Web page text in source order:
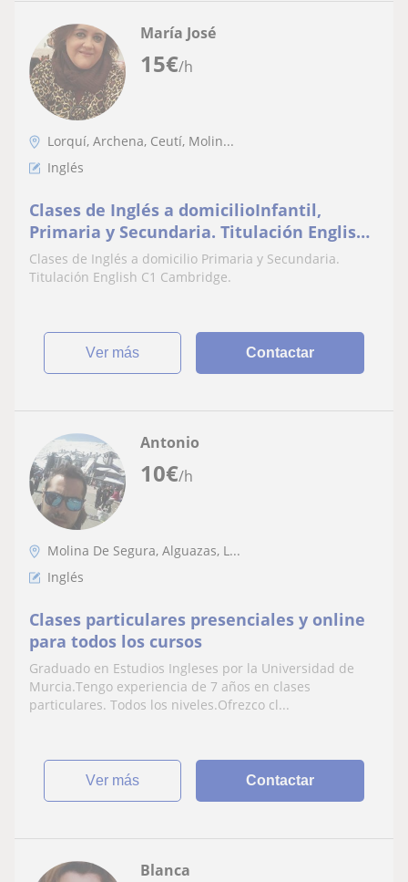
15€/h
María José
Lorquí, Archena, Ceutí, Molin...
Inglés
Clases de Inglés a domicilioInfantil,
Primaria y Secundaria. Titulación English
B1 Cambridge
Clases de Inglés a domicilio Primaria y Secundaria.
Titulación English C1 Cambridge.
ver más Contactar
10€/h
Antonio
Molina De Segura, Alguazas, L...
Inglés
Clases particulares presenciales y online
para todos los cursos
Graduado en Estudios Ingleses por la Universidad de
Murcia.Tengo experiencia de 7 años en clases
particulares. Todos los niveles.Ofrezco cl...
ver más Contactar
Blanca